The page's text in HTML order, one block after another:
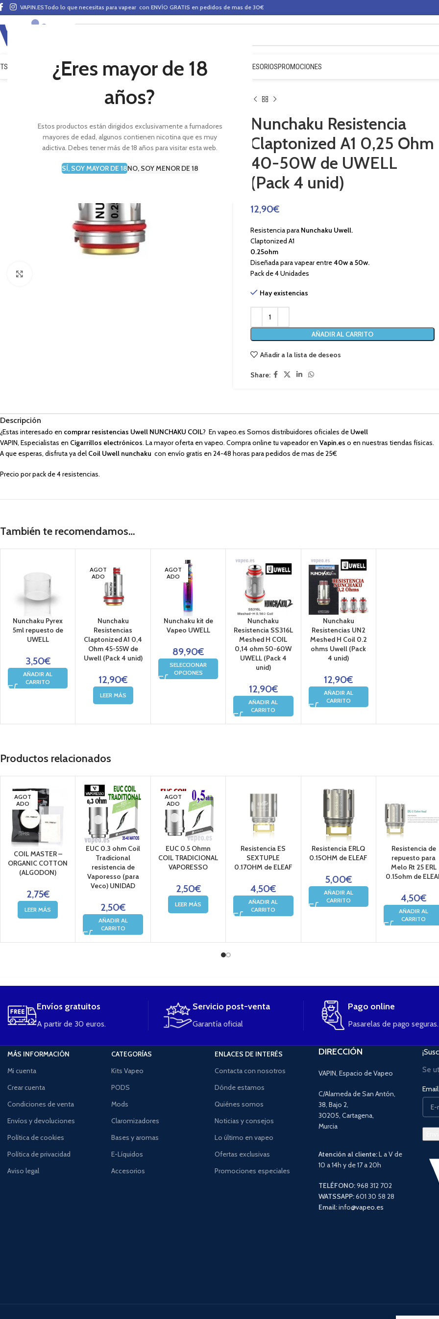
¿Eres mayor de 18
años?
Estos productos están dirigidos exclusivamente a fumadores
mayores de edad, algunos contienen nicotina que es muy
adictiva. Debes tener más de 18 años para visitar esta web.
SÍ, SOY MAYOR DE 18NO, SOY MENOR DE 18
VAPIN.ESTodo lo que necesitas para vapear con ENVÍO GRATIS en pedidos de mas de 30€
VAPEO MODS CLAROMIZADORES BASES Y AROMAS (ALQUIMIA) ACCESORIOSPROMOCIONES
Nunchaku Resistencia
Claptonized A1 0,25 Ohm
40-50W de UWELL
(Pack 4 unid)
12,90€
Resistencia para Nunchaku Uwell.
Claptonized A1
0.25ohm
Diseñada para vapear entre40w a 50w.
Pack de 4 Unidades
Hay existencias
AÑADIR AL CARRITO
Añadir a la lista de deseos
Share:
Descripción
¿Estas interesado en comprar resistencias Uwell NUNCHAKU COIL? En vapeo.es Somos distribuidores oficiales de Uwell
VAPIN, Especialistas en Cigarrillos electrónicos. La mayor oferta en vapeo. Compra online tu vapeador en Vapin.es o en nuestras tiendas físicas.
A que esperas, disfruta ya del Coil Uwell nunchaku con envío gratis en 24-48 horas para pedidos de mas de 25€
Precio por pack de 4 resistencias.
También te recomendamos…
Nunchaku Pyrex
5ml repuesto de
UWELL
3,50€
AÑADIR AL
CARRITO
AGOT
ADO
Nunchaku
Resistencias
Claptonized A1 0,4
Ohm 45-55W de
Uwell (Pack 4 unid)
12,90€
LEER MÁS
AGOT
ADO
Nunchaku kit de
Vapeo UWELL
89,90€
SELECCIONAR
OPCIONES
Nunchaku
Resistencia SS316L
Meshed H COIL
0,14 ohm 50-60W
UWELL (Pack 4
unid)
12,90€
AÑADIR AL
CARRITO
Nunchaku
Resistencias UN2
Meshed H Coil 0.2
ohms Uwell (Pack
4 unid)
12,90€
AÑADIR AL
CARRITO
Productos relacionados
AGOT
ADO
COIL MASTER –
ORGANIC COTTON
(ALGODON)
2,75€
LEER MÁS
EUC 0.3 ohm Coil
Tradicional
resistencia de
Vaporesso (para
Veco) UNIDAD
2,50€
AÑADIR AL
CARRITO
AGOT
ADO
EUC 0.5 Ohmn
COIL TRADICIONAL
VAPORESSO
2,50€
LEER MÁS
Resistencia ES
SEXTUPLE
0.17OHM de ELEAF
4,50€
AÑADIR AL
CARRITO
Resistencia ERLQ
0.15OHM de ELEAF
5,00€
AÑADIR AL
CARRITO
Resistencia de
repuesto para
Melo Rt 25 ERL
0.15ohm de
4,50€
AÑADIR AL
CARRITO
Envíos gratuitos
A partir de 30 euros.
Servicio post-venta
Garantía oficial
Pago online
Pasarelas de pago seguras.
MÁS INFORMACIÓN
Mi cuenta
Crear cuenta
Condiciones de venta
Envíos y devoluciones
Política de cookies
Política de privacidad
Aviso legal
CATEGORÍAS
Kits Vapeo
PODS
Mods
Claromizadores
Bases y aromas
E-Líquidos
Accesorios
ENLACES DE INTERÉS
Contacta con nosotros
Dónde estamos
Quiénes somos
Noticias y consejos
Lo último en vapeo
Ofertas exclusivas
Promociones especiales
DIRECCIÓN
VAPIN, Espacio de Vapeo
C/Alameda de San Antón,
38, Bajo 2,
30205, Cartagena,
Murcia
Atención al cliente:L a V de
10 a 14h y de 17 a 20h
TELÉFONO:968 312 702
WATSSAPP:601 30 58 28
Email:info@vapeo.es
Se
Email